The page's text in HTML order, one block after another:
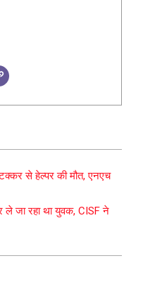
से हेल्पर की मौत, एनएच
ले जा रहा था युवक, CISF ने